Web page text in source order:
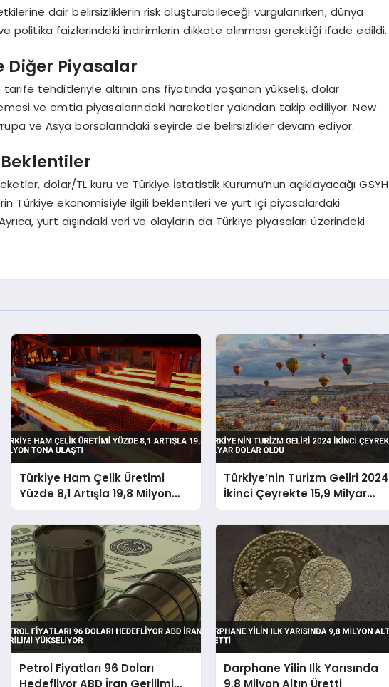
dair belirsizliklerin risk oluşturabileceği vurgulanırken, dünya
politika faizlerindeki indirimlerin dikkate alınması gerektiği ifade edildi.
Diğer Piyasalar
tarife tehditleriyle altının ons fiyatında yaşanan yükseliş, dolar
ve emtia piyasalarındaki hareketler yakından takip ediliyor. New
ve Asya borsalarındaki seyirde de belirsizlikler devam ediyor.
dolar/TL kuru ve Türkiye İstatistik Kurumu’nun açıklayacağı GSYH
Türkiye ekonomisiyle ilgili beklentileri ve yurt içi piyasalardaki
yurt dışındaki veri ve olayların da Türkiye piyasaları üzerindeki
Türkiye Ham Çelik Üretimi
Yüzde 8,1 Artışla 19,8 Milyon
Tona Ulaştı
Türkiye’nin Turizm Geliri 2024
İkinci Çeyrekte 15,9 Milyar
Dolar Oldu
Petrol Fiyatları 96 Doları
Hedefliyor ABD İran Gerilimi
Darphane Yilin Ilk Yarısında
9,8 Milyon Altın Üretti